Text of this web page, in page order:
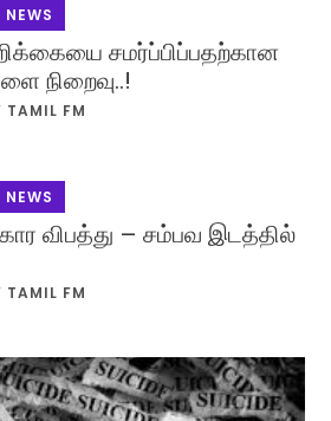
சமர்ப்பிப்பதற்கான
நிறைவு..!
TAMIL FM
விபத்து – சம்பவ இடத்தில்
TAMIL FM